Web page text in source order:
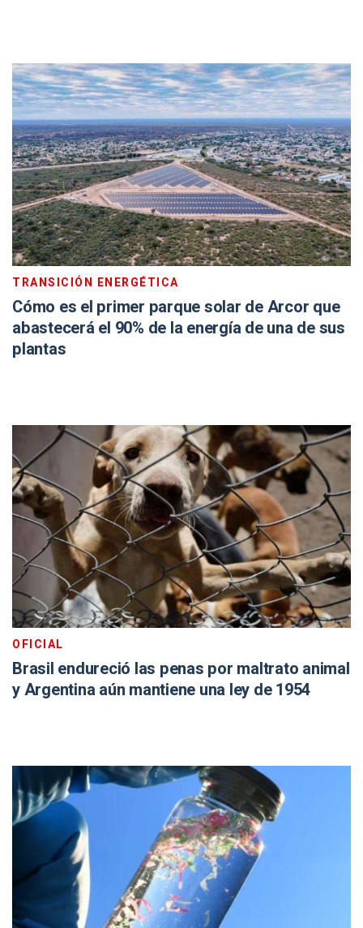
TRANSICIÓN ENERGÉTICA
Cómo es el primer parque solar de Arcor que
abastecerá el 90% de la energía de una de sus
plantas
OFICIAL
Brasil endureció las penas por maltrato animal
y Argentina aún mantiene una ley de 1954